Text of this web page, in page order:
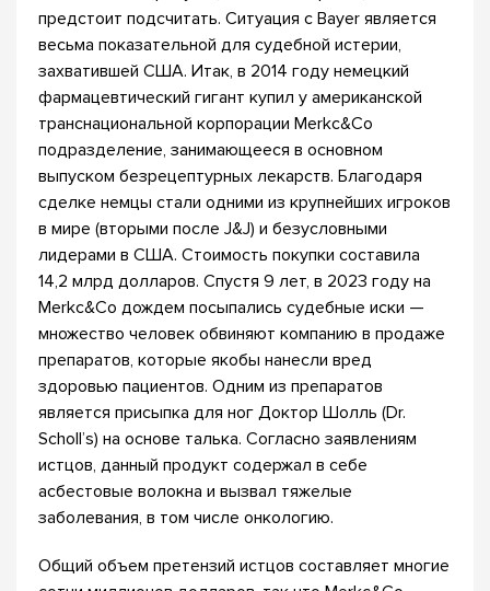
предстоит подсчитать. Ситуация с Bayer является
весьма показательной для судебной истерии,
захватившей США. Итак, в 2014 году немецкий
фармацевтический гигант купил у американской
транснациональной корпорации Merkc&Co
подразделение, занимающееся в основном
выпуском безрецептурных лекарств. Благодаря
сделке немцы стали одними из крупнейших игроков
в мире (вторыми после J&J) и безусловными
лидерами в США. Стоимость покупки составила
14,2 млрд долларов. Спустя 9 лет, в 2023 году на
Merkc&Co дождем посыпались судебные иски —
множество человек обвиняют компанию в продаже
препаратов, которые якобы нанесли вред
здоровью пациентов. Одним из препаратов
является присыпка для ног Доктор Шолль (Dr.
Scholl’s) на основе талька. Согласно заявлениям
истцов, данный продукт содержал в себе
асбестовые волокна и вызвал тяжелые
заболевания, в том числе онкологию.
Общий объем претензий истцов составляет многие